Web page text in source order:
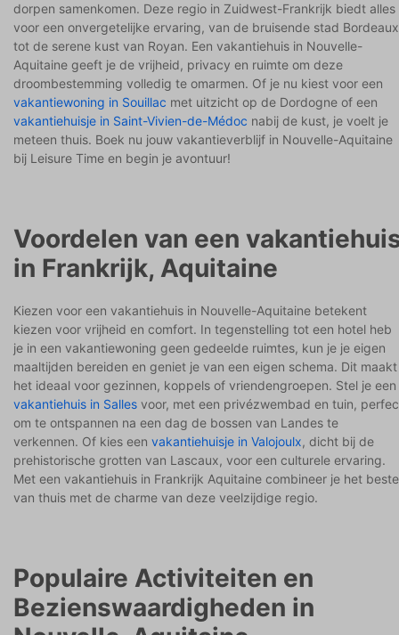
dorpen samenkomen. Deze regio in Zuidwest-Frankrijk biedt alles
voor een onvergetelijke ervaring, van de bruisende stad Bordeaux
tot de serene kust van Royan. Een vakantiehuis in Nouvelle-
Aquitaine geeft je de vrijheid, privacy en ruimte om deze
droombestemming volledig te omarmen. Of je nu kiest voor een
vakantiewoning in Souillac met uitzicht op de Dordogne of een
vakantiehuisje in Saint-Vivien-de-Médoc nabij de kust, je voelt je
meteen thuis. Boek nu jouw vakantieverblijf in Nouvelle-Aquitaine
bij Leisure Time en begin je avontuur!
Voordelen van een
in Frankrijk, Aquitaine
Kiezen voor een vakantiehuis in Nouvelle-Aquitaine betekent
kiezen voor vrijheid en comfort. In tegenstelling tot een hotel heb
je in een vakantiewoning geen gedeelde ruimtes, kun je je eigen
maaltijden bereiden en geniet je van een eigen schema. Dit maakt
het ideaal voor gezinnen, koppels of vriendengroepen. Stel je een
vakantiehuis in Salles voor, met een privézwembad en tuin,
om te ontspannen na een dag de bossen van Landes te
verkennen. Of kies een vakantiehuisje in Valojoulx, dicht bij de
prehistorische grotten van Lascaux, voor een culturele ervaring.
Met een vakantiehuis in Frankrijk Aquitaine combineer je het beste
van thuis met de charme van deze veelzijdige regio.
Populaire Activiteiten en
Bezienswaardigheden in